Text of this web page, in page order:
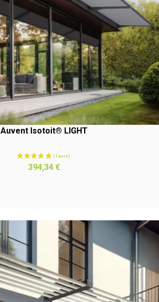
Auvent Isotoit® LIGHT
Prix
394,34 €